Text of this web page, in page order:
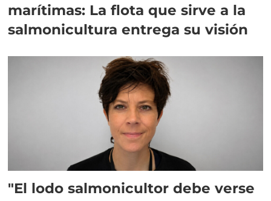
marítimas: La flota que sirve a la
salmonicultura entrega su visión
"El lodo salmonicultor debe verse